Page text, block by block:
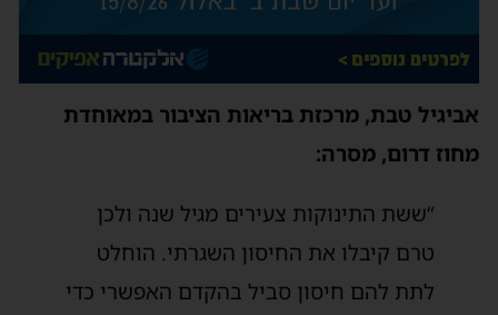
אביגיל טבת, מרכזת בריאות הציבור במאוחדת
מחוז דרום, מסרה:
“ששת התינוקות צעירים מגיל שנה ולכן
טרם קיבלו את החיסון השגרתי. הוחלט
לתת להם חיסון סביל בהקדם האפשרי כדי